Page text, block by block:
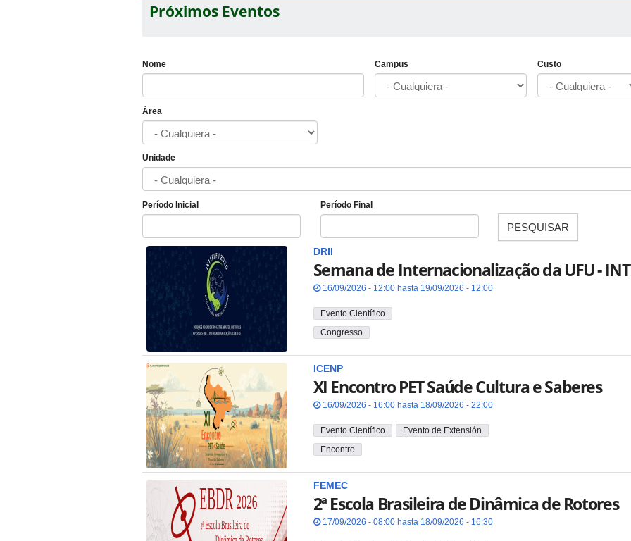
Próximos Eventos
Nome Campus Custo
Área
Unidade
Período Inicial
Fecha
Período Final
PESQUISAR
DRII
Semana de Internacionalização da UFU -
16/09/2026 - 12:00 hasta 19/09/2026 - 12:00
Evento Científico
Congresso
ICENP
XI Encontro PET Saúde Cultura e Saberes
16/09/2026 - 16:00 hasta 18/09/2026 - 22:00
Evento Científico
Evento de Extensión
Encontro
FEMEC
2ª Escola Brasileira de Dinâmica de Rotores
17/09/2026 - 08:00 hasta 18/09/2026 - 16:30